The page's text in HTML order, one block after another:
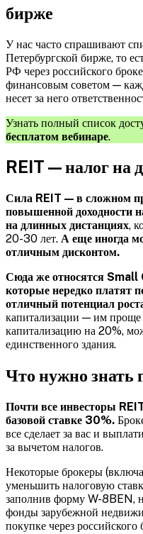
бирже
У нас часто спрашивают
Петербургской бирже, то
РФ через российского
финансовым советом —
несет за него
Узнать полный список
бесплатом вебинаре.
REIT — налог на
Сила REIT — в сложном
повышенной доходности
на длинных дистанциях,
20-30 лет. А еще иногда
отличным дисконтом.
Сюда же относятся
которые нередко
отличный потенциал
капитализации — им проще
капитализацию на 20%,
единственного здания.
Что нужно знать
Почти все инвесторы
базовой ставке 30%.
все сделает за вас и
за вычетом налогов.
Некоторые брокеры
уменьшить налоговую
заполнив форму W-8BEN,
фонды зарубежной
покупке через